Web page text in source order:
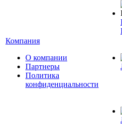
Компания
О компании
Партнеры
Политика
конфиденциальности